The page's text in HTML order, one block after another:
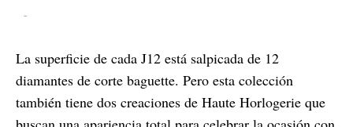
-
La superficie de cada J12 está salpicada de 12
diamantes de corte baguette. Pero esta colección
también tiene dos creaciones de Haute Horlogerie que